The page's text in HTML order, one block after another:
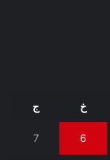
خ ج
6
7